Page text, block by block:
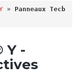
» Panneaux Tecb
Y -